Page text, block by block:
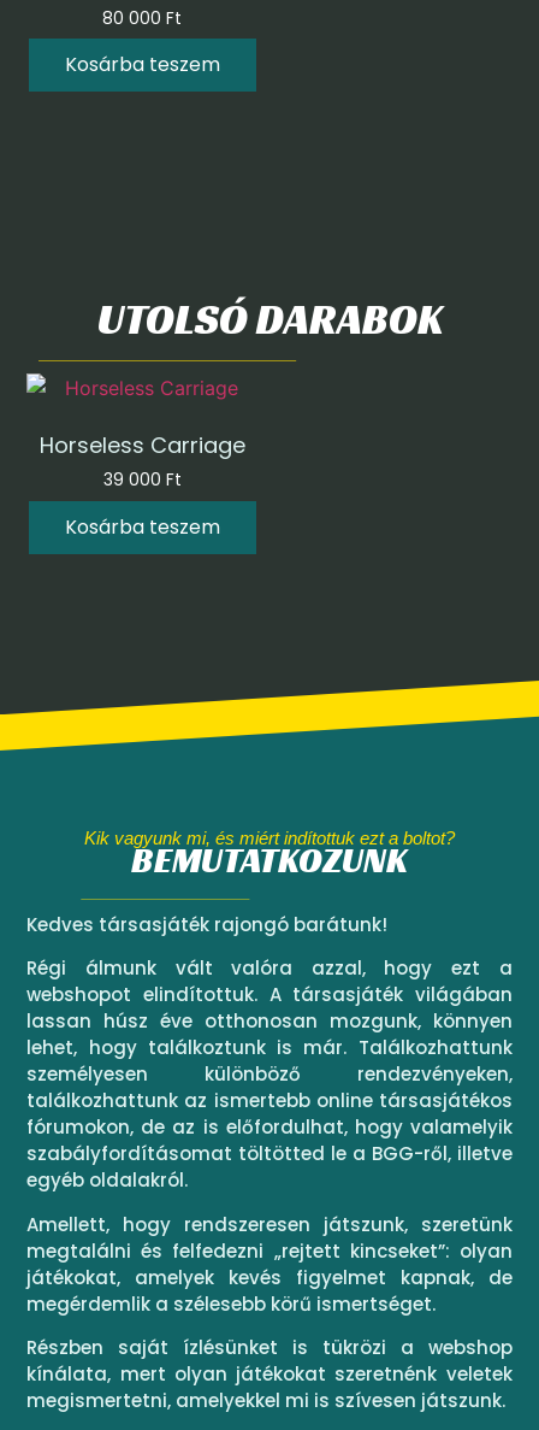
80 000Ft
Kosárba teszem
UTOLSÓ DARABOK
Horseless Carriage
39 000 Ft
Kosárba teszem
Kik vagyunk mi, és miért indítottuk ezt a boltot?
BEMUTATKOZUNK
Kedves társasjáték rajongó barátunk!
Régi álmunk vált valóra azzal, hogy ezt a
webshopot elindítottuk. A társasjáték világában
lassan húsz éve otthonosan mozgunk, könnyen
lehet, hogy találkoztunk is már. Találkozhattunk
személyesen különböző rendezvényeken,
találkozhattunk az ismertebb online társasjátékos
fórumokon, de az is előfordulhat, hogy valamelyik
szabályfordításomat töltötted le a BGG-ről, illetve
egyéb oldalakról.
Amellett, hogy rendszeresen játszunk, szeretünk
megtalálni és felfedezni „rejtett kincseket”: olyan
játékokat, amelyek kevés figyelmet kapnak, de
megérdemlik a szélesebb körű ismertséget.
Részben saját ízlésünket is tükrözi a webshop
kínálata, mert olyan játékokat szeretnénk veletek
megismertetni, amelyekkel mi is szívesen játszunk.